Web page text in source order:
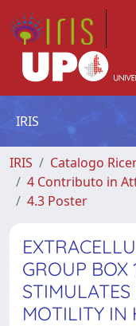
IRIS
IRIS
Catalogo
4 Contributo in
4.3 Poster
GROUP BOX
MOTILITY IN